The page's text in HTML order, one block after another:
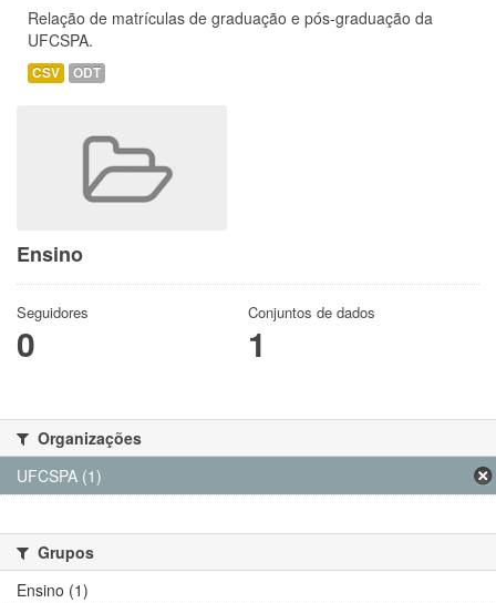
Relação de matrículas de graduação e pós-graduação da
UFCSPA.
CSV ODT
Ensino
Seguidores
0
Conjuntos de dados
1
Organizações
UFCSPA (1)
Grupos
Ensino (1)